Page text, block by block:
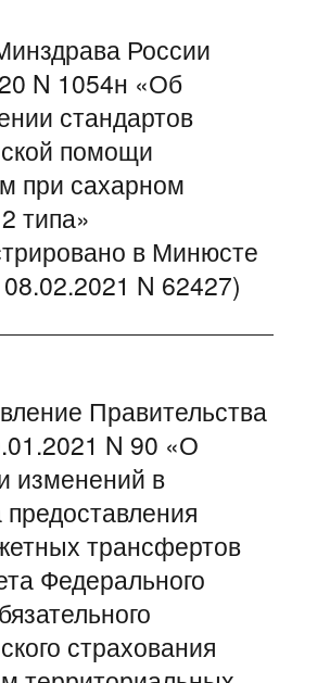
России
N 1054н «Об
стандартов
помощи
при сахарном
типа»
в Минюсте
N 62427)
Правительства
N 90 «О
изменений в
трансфертов
Федерального
страхования